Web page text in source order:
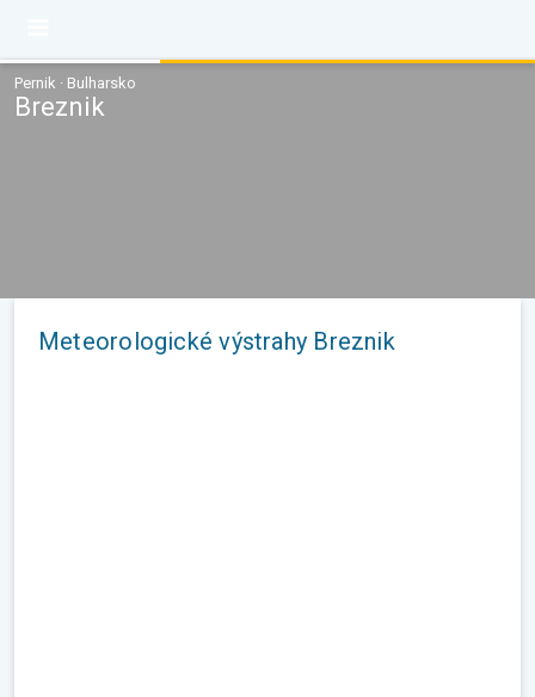
Pernik · Bulharsko
Breznik
Meteorologické výstrahy Breznik